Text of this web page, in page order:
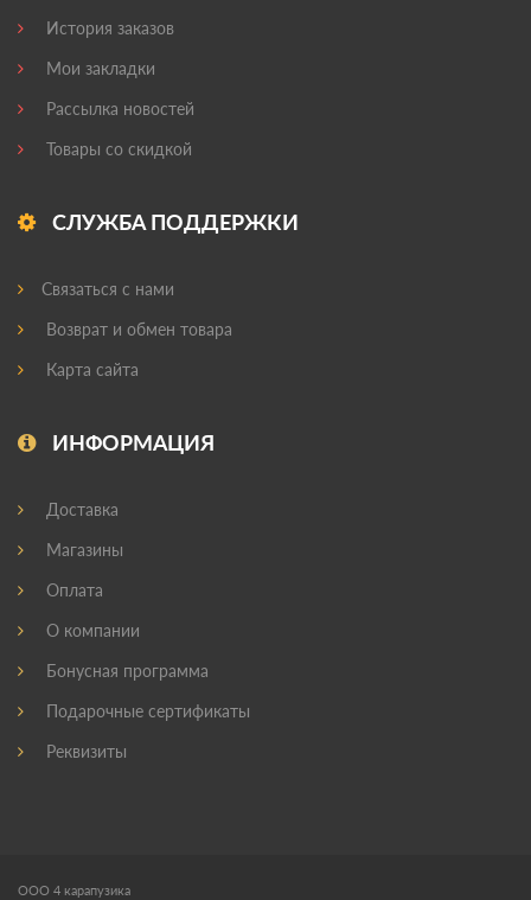
История заказов
Мои закладки
Рассылка новостей
Товары со скидкой
СЛУЖБА ПОДДЕРЖКИ
Связаться с нами
Возврат и обмен товара
Карта сайта
ИНФОРМАЦИЯ
Доставка
Магазины
Оплата
О компании
Бонусная программа
Подарочные сертификаты
Реквизиты
ООО 4 карапузика